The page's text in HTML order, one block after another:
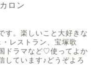
ロン
す。楽しいこと大好きな
レストラン、宝塚歌
ドラマなど♡使ってよか
しています♪どうぞよろ